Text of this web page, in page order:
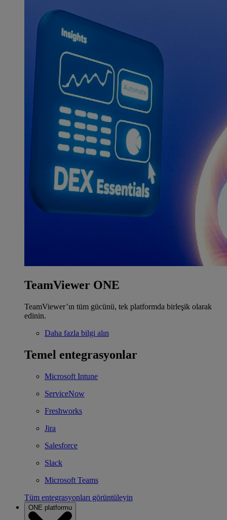
TeamViewer ONE
TeamViewer’ın tüm gücünü, tek platformda birleşik olarak
edinin.
Daha fazla bilgi alın
Temel entegrasyonlar
Microsoft Intune
ServiceNow
Freshworks
Jira
Salesforce
Slack
Microsoft Teams
Tüm entegrasyonları görüntüleyin
ONE platformu